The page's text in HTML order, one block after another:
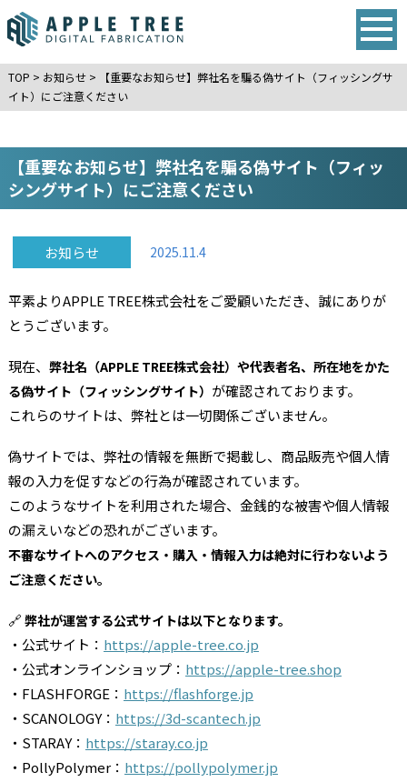
TOP > お知らせ>
【重要なお知らせ】弊社名を騙る偽サイト（フィッシングサ
イト）にご注意ください
【重要なお知らせ】弊社名を騙る偽サイト（フィッ
シングサイト）にご注意ください
お知らせ 2025.11.4
平素よりAPPLE TREE株式会社をご愛顧いただき、誠にありが
とうございます。
現在、 弊社名（APPLE TREE株式会社）や代表者名、所在地をかた
る偽サイト（フィッシングサイト） が確認されております。
これらのサイトは、弊社とは一切関係ございません。
偽サイトでは、弊社の情報を無断で掲載し、商品販売や個人情
報の入力を促すなどの行為が確認されています。
このようなサイトを利用された場合、金銭的な被害や個人情報
の漏えいなどの恐れがございます。
不審なサイトへのアクセス・購入・情報入力は絶対に行わないよう
ご注意ください。
🔗 弊社が運営する公式サイトは以下となります。
・公式サイト： https://apple-tree.co.jp
・公式オンラインショップ： https://apple-tree.shop
・FLASHFORGE： https://flashforge.jp
・SCANOLOGY： https://3d-scantech.jp
・STARAY： https://staray.co.jp
・PollyPolymer： https://pollypolymer.jp